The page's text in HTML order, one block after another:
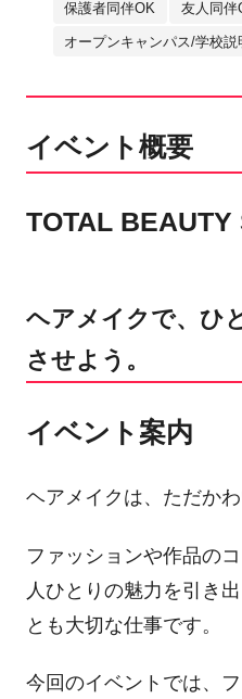
保護者同伴OK 友人同伴
オープンキャンパス/学校説
イベント概要
TOTAL BEAUTY
ヘアメイクで、ひ
させよう。
イベント案内
ヘアメイクは、ただか
ファッションや作品の
人ひとりの魅力を引き
とも大切な仕事です。
今回のイベントでは、